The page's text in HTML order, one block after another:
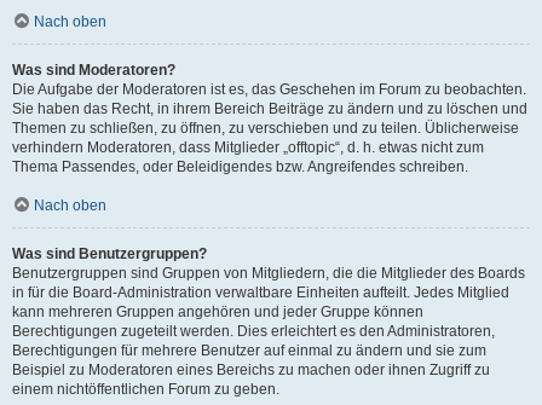
Nach oben
Was sind Moderatoren?
Die Aufgabe der Moderatoren ist es, das Geschehen im Forum zu beobachten.
Sie haben das Recht, in ihrem Bereich Beiträge zu ändern und zu löschen und
Themen zu schließen, zu öffnen, zu verschieben und zu teilen. Üblicherweise
verhindern Moderatoren, dass Mitglieder „offtopic“, d. h. etwas nicht zum
Thema Passendes, oder Beleidigendes bzw. Angreifendes schreiben.
Nach oben
Was sind Benutzergruppen?
Benutzergruppen sind Gruppen von Mitgliedern, die die Mitglieder des Boards
in für die Board-Administration verwaltbare Einheiten aufteilt. Jedes Mitglied
kann mehreren Gruppen angehören und jeder Gruppe können
Berechtigungen zugeteilt werden. Dies erleichtert es den Administratoren,
Berechtigungen für mehrere Benutzer auf einmal zu ändern und sie zum
Beispiel zu Moderatoren eines Bereichs zu machen oder ihnen Zugriff zu
einem nichtöffentlichen Forum zu geben.